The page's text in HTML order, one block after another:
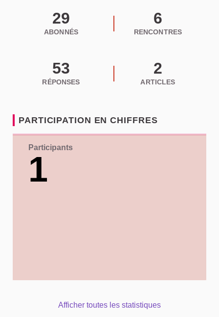
29
ABONNÉS
6
RENCONTRES
53
RÉPONSES
2
ARTICLES
PARTICIPATION EN CHIFFRES
Participants
1
Afficher toutes les statistiques